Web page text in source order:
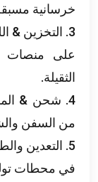
خرسانية
3. التخزين &
على منصات
الثقيلة.
4. شحن &
من السفن
5. التعدين
في محطات